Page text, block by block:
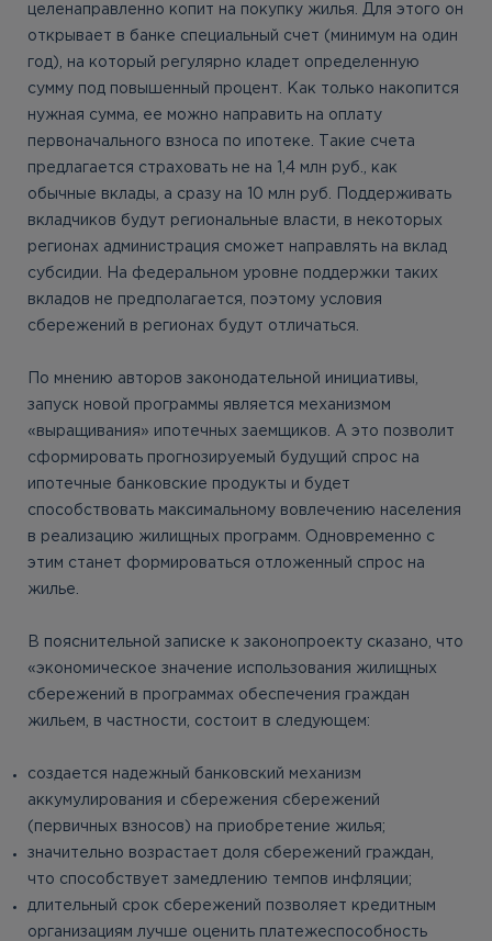
целенаправленно копит на покупку жилья. Для этого он
открывает в банке специальный счет (минимум на один
год), на который регулярно кладет определенную
сумму под повышенный процент. Как только накопится
нужная сумма, ее можно направить на оплату
первоначального взноса по ипотеке. Такие счета
предлагается страховать не на 1,4 млн руб., как
обычные вклады, а сразу на 10 млн руб. Поддерживать
вкладчиков будут региональные власти, в некоторых
регионах администрация сможет направлять на вклад
субсидии. На федеральном уровне поддержки таких
вкладов не предполагается, поэтому условия
сбережений в регионах будут отличаться.
По мнению авторов законодательной инициативы,
запуск новой программы является механизмом
«выращивания» ипотечных заемщиков. А это позволит
сформировать прогнозируемый будущий спрос на
ипотечные банковские продукты и будет
способствовать максимальному вовлечению населения
в реализацию жилищных программ. Одновременно с
этим станет формироваться отложенный спрос на
жилье.
В пояснительной записке к законопроекту сказано, что
«экономическое значение использования жилищных
сбережений в программах обеспечения граждан
жильем, в частности, состоит в следующем:
создается надежный банковский механизм
аккумулирования и сбережения сбережений
(первичных взносов) на приобретение жилья;
значительно возрастает доля сбережений граждан,
что способствует замедлению темпов инфляции;
длительный срок сбережений позволяет кредитным
организациям лучше оценить платежеспособность